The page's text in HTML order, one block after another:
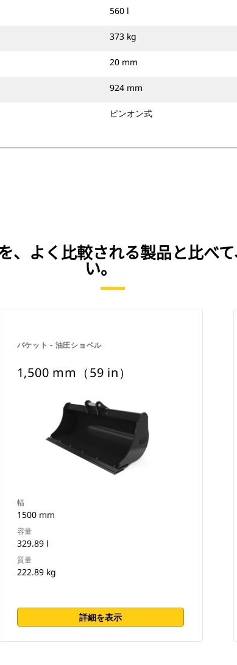
560 l
373 kg
20 mm
924 mm
ピンオン式
、よく比較される製品と比べ
い。
バケット - 油圧ショベル
1,500 mm（59 in）
幅
1500 mm
容量
329.89 l
質量
222.89 kg
詳細を表示